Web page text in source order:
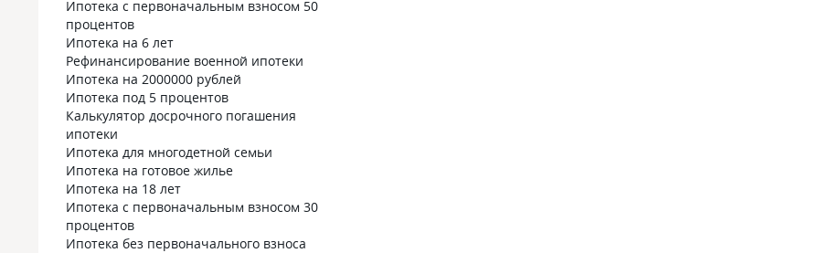
Ипотека с первоначальным взносом 50
процентов
Ипотека на 6 лет
Рефинансирование военной ипотеки
Ипотека на 2000000 рублей
Ипотека под 5 процентов
Калькулятор досрочного погашения
ипотеки
Ипотека для многодетной семьи
Ипотека на готовое жилье
Ипотека на 18 лет
Ипотека с первоначальным взносом 30
процентов
Ипотека без первоначального взноса